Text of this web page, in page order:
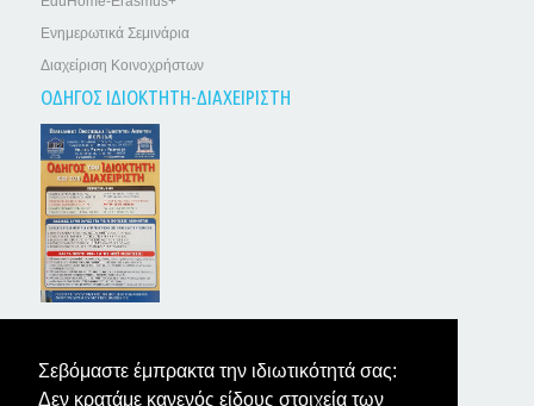
Σεβόμαστε έμπρακτα την ιδιωτικότητά σας:
Δεν κρατάμε κανενός είδους στοιχεία των
Ενημερωτικά Σεμινάρια
Διαχείριση Κοινοχρήστων
ΟΔΗΓΟΣ ΙΔΙΟΚΤΗΤΗ-ΔΙΑΧΕΙΡΙΣΤΗ
ΤΑ ΝΕΑ ΤΩΝ ΙΔΙΟΚΤΗΤΩΝ